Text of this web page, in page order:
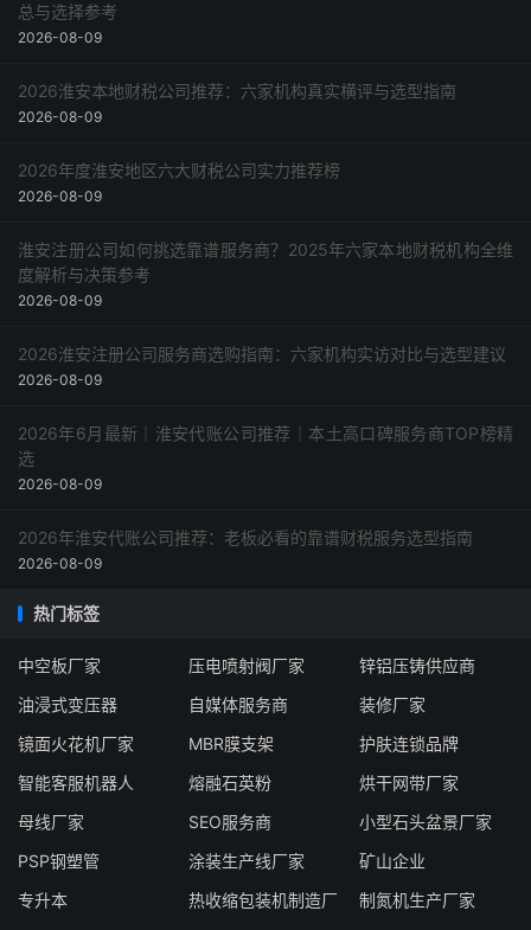
总与选择参考
2026-08-09
2026淮安本地财税公司推荐：六家机构真实横评与选型指南
2026-08-09
2026年度淮安地区六大财税公司实力推荐榜
2026-08-09
淮安注册公司如何挑选靠谱服务商？2025年六家本地财税机构全维
度解析与决策参考
2026-08-09
2026淮安注册公司服务商选购指南：六家机构实访对比与选型建议
2026-08-09
2026年6月最新｜淮安代账公司推荐｜本土高口碑服务商TOP榜精
选
2026-08-09
2026年淮安代账公司推荐：老板必看的靠谱财税服务选型指南
2026-08-09
热门标签
中空板厂家 压电喷射阀厂家
锌铝压铸供应商
油浸式变压器
自媒体服务商
装修厂家
镜面火花机厂家
MBR膜支架
护肤连锁品牌
智能客服机器人
熔融石英粉
烘干网带厂家
母线厂家
SEO服务商
小型石头盆景厂家
PSP钢塑管
涂装生产线厂家
矿山企业
专升本
热收缩包装机制造厂
制氮机生产厂家